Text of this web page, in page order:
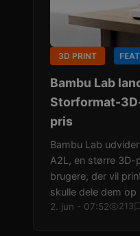
3D PRINT
Bambu Lab
Storformat-
pris
Bambu Lab
A2L, en større
brugere, der vil
skulle dele dem op
2. jun - 07:52 213